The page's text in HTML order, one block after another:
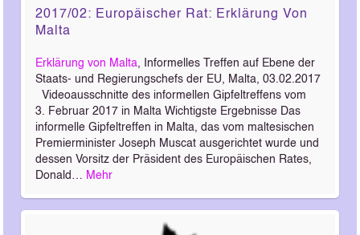
2017/02: Europäischer Rat: Erklärung Von
Malta
Erklärung von Malta, Informelles Treffen auf Ebene der
Staats- und Regierungschefs der EU, Malta, 03.02.2017
Videoausschnitte des informellen Gipfeltreffens vom
3. Februar 2017 in Malta Wichtigste Ergebnisse Das
informelle Gipfeltreffen in Malta, das vom maltesischen
Premierminister Joseph Muscat ausgerichtet wurde und
dessen Vorsitz der Präsident des Europäischen Rates,
Donald… Mehr